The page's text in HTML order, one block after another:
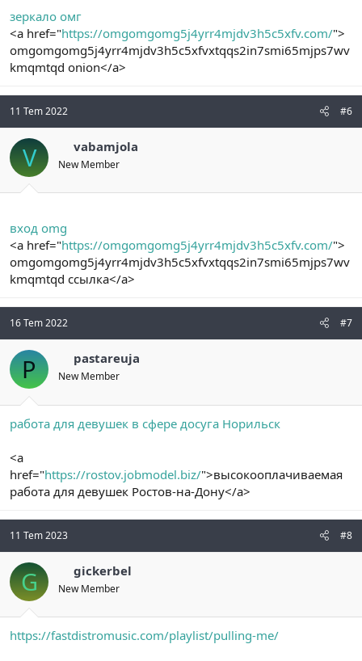
зеркало омг
<a href="https://omgomgomg5j4yrr4mjdv3h5c5xfv.com/">
omgomgomg5j4yrr4mjdv3h5c5xfvxtqqs2in7smi65mjps7wv
kmqmtqd onion</a>
11 Tem 2022 #6
V vabamjola
New Member
вход omg
<a href="https://omgomgomg5j4yrr4mjdv3h5c5xfv.com/">
omgomgomg5j4yrr4mjdv3h5c5xfvxtqqs2in7smi65mjps7wv
kmqmtqd ссылка</a>
16 Tem 2022 #7
P pastareuja
New Member
работа для девушек в сфере досуга Норильск
<a
href="https://rostov.jobmodel.biz/">высокооплачиваемая
работа для девушек Ростов-на-Дону</a>
11 Tem 2023 #8
G gickerbel
New Member
https://fastdistromusic.com/playlist/pulling-me/